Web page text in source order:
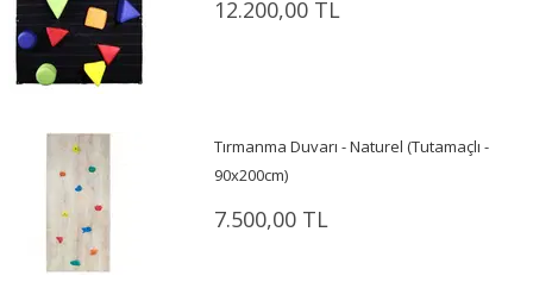
12.200,00 TL
Tırmanma Duvarı - Naturel (Tutamaçlı -
90x200cm)
7.500,00 TL